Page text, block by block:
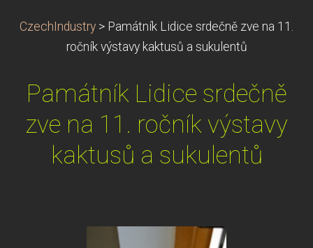
CzechIndustry > Památník Lidice srdečně zve na 11.
ročník výstavy kaktusů a sukulentů
Památník Lidice srdečně
zve na 11. ročník výstavy
kaktusů a sukulentů